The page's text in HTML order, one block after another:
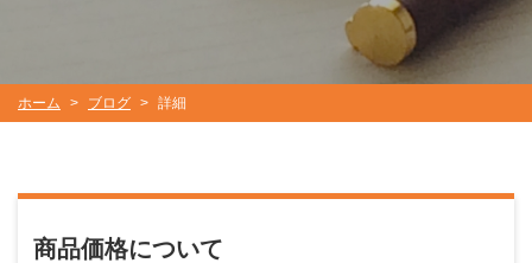
ホーム > ブログ > 詳細
商品価格について